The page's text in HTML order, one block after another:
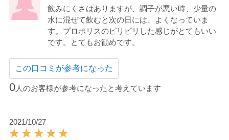
飲みにくさはありますが、調子が悪い時、少量の
水に混ぜて飲むと次の日には、よくなっていま
す。プロポリスのピリピリした感じがとてもいい
です。とてもお勧めです。
この口コミが参考になった
0人のお客様が参考になったと考えています
2021/10/27